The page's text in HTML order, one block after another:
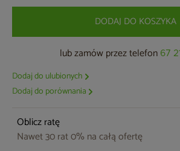
DODAJ DO KOSZYKA
lub zamów przez telefon 67
Dodaj do ulubionych
Dodaj do porównania
Oblicz ratę
Nawet 30 rat 0% na całą ofertę